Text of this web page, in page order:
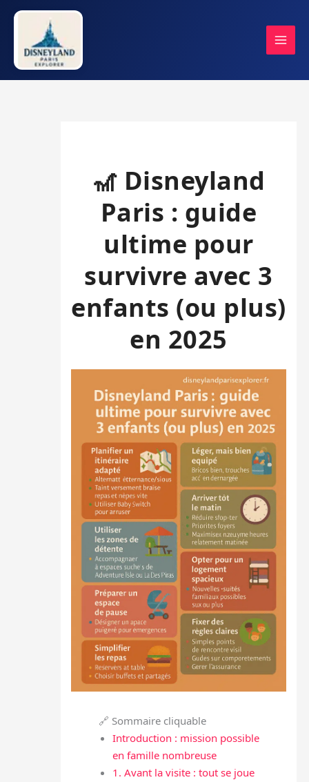
Aller
contenu
🎢 Disneyland
Paris : guide
ultime pour
survivre avec 3
enfants (ou plus)
en 2025
🔗 Sommaire cliquable
Introduction : mission possible
en famille nombreuse
1. Avant la visite : tout se joue